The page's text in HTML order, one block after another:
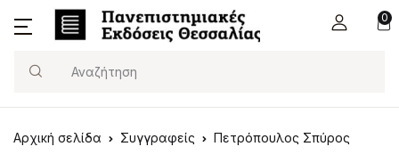
0
Search
Αρχική σελίδα Συγγραφείς Πετρόπουλος Σπύρος